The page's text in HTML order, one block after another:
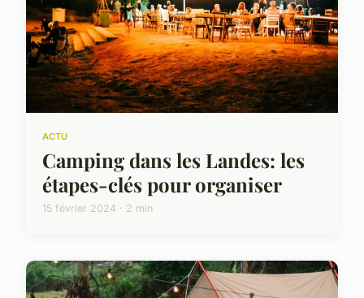
ACTU
Camping dans les Landes: les
étapes-clés pour organiser
15 février 2024 · 2 min